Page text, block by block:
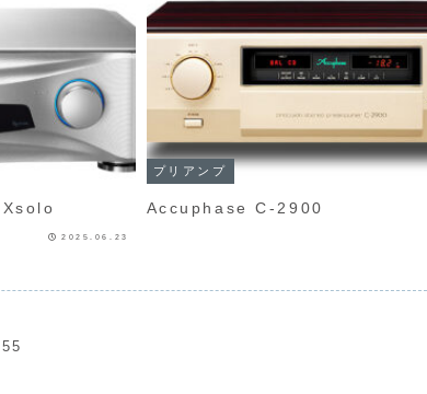
C1Xsolo
2025.06.23
プリアンプ
Accuphase C-2900
C55